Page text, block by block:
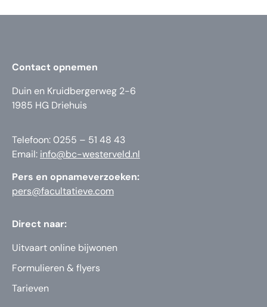
Contact opnemen
Duin en Kruidbergerweg 2-6
1985 HG Driehuis
Telefoon: 0255 – 51 48 43
Email: info@bc-westerveld.nl
Pers en opnameverzoeken:
pers@facultatieve.com
Direct naar:
Uitvaart online bijwonen
Formulieren & flyers
Tarieven